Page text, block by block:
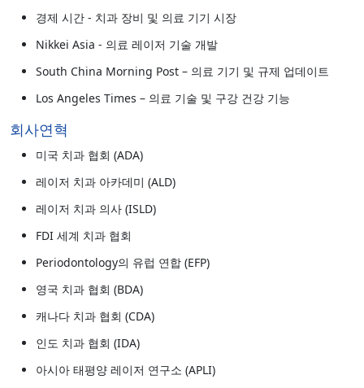
경제 시간 - 치과 장비 및 의료 기기 시장
Nikkei Asia - 의료 레이저 기술 개발
South China Morning Post – 의료 기기 및 규제 업데이트
Los Angeles Times – 의료 기술 및 구강 건강 기능
회사연혁
미국 치과 협회 (ADA)
레이저 치과 아카데미 (ALD)
레이저 치과 의사 (ISLD)
FDI 세계 치과 협회
Periodontology의 유럽 연합 (EFP)
영국 치과 협회 (BDA)
캐나다 치과 협회 (CDA)
인도 치과 협회 (IDA)
아시아 태평양 레이저 연구소 (APLI)